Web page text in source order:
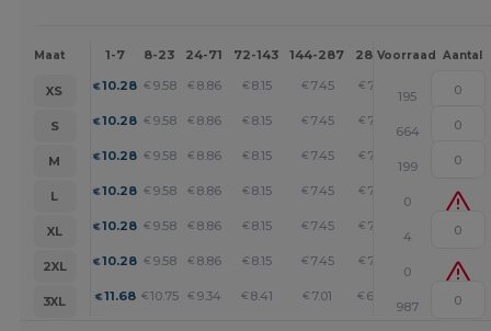
Maat 1-7 8-23 24-71 72-143 144-287 288 + Meer
Voorraad Aantal
XS €10.28 € 9.58 € 8.86 € 8.15 € 7.45 € 7.09 +
195
S
€10.28 € 9.58 € 8.86 € 8.15 € 7.45 € 7.09 +
664
M
€10.28 € 9.58 € 8.86 € 8.15 € 7.45 € 7.09 +
199
L
€10.28 € 9.58 € 8.86 € 8.15 € 7.45 € 7.09
0
XL
€10.28 € 9.58 € 8.86 € 8.15 € 7.45 € 7.09
4
2XL
€10.28 € 9.58 € 8.86 € 8.15 € 7.45 € 7.09
0
3XL
€11.68 €10.75 € 9.34 € 8.41 € 7.01 € 6.07 +
987